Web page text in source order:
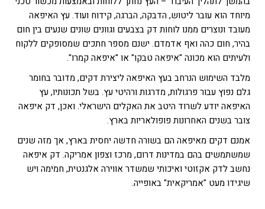
מיוחד הוא עובר ליטוש, הדבקה, הברגה, קידוח ועוד. עץ האיפאה
מעובד ונוצרים ממנו לוחות דק בצבעים וגוונים שונים שנעים בין חום
בהיר, חום כהה ואף אדמדם. ישנם מספר חתכים שמסופקים ללקוח
ולעיתים הוא מכונה "איפאה טבקו" או "איפאה קמרו".
מלבד השימוש הנרחב בעץ האיפאה ליצירת דקים, מדובר בחומר
גלם נפוץ עבור פרגולות, מדרגות ורהיטי עץ. בשל תכונותיו, עץ
האיפאה יודע לשרוד היטב את האקלים הישראלי. ואכן, דק איפאה
צובר בשנים האחרונות פופולאריות בארץ.
אמנם דקים מאיפאה הם בשורה חדשה יחסית בארץ, אך מזה שנים
שמשתמשים בהם במדינות דרום, מרכז וצפון אמריקה. דק איפאה
נחשב לדק אקזוטי ואיכותי שמשדר אווירה אלגנטית, חמימה ויש
שיגידו מעט "אמריקאית" באופייה.